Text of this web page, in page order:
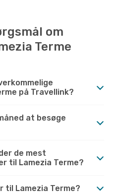
om
Terme
på Travellink?
at besøge
de mest
til Lamezia Terme?
til Lamezia Terme?